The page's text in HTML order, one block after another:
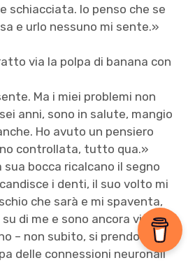
schiacciata. Io penso che se
e urlo nessuno mi sente.»
via la polpa di banana con
Ma i miei problemi non
anni, sono in salute, mangio
Ho avuto un pensiero
controllata, tutto qua.»
sua bocca ricalcano il segno
i denti, il suo volto mi
che sarà e mi spaventa,
di me e sono ancora vivi e
– non subito, si prendono del
delle connessioni neuronali